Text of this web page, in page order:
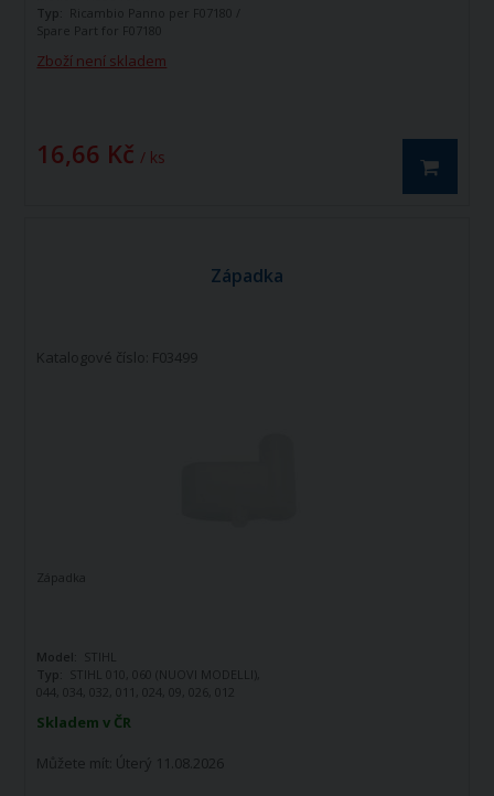
Zboží není skladem
16,66 Kč / ks
Typ: Ricambio Panno per F07180 /
Spare Part for F07180
Západka
Katalogové číslo: F03499
Skladem v ČR
Můžete mít: Úterý 11.08.2026
Západka
Model:
STIHL
Typ:
STIHL 010, 060 (NUOVI MODELLI),
044, 034, 032, 011, 024, 09, 026, 012